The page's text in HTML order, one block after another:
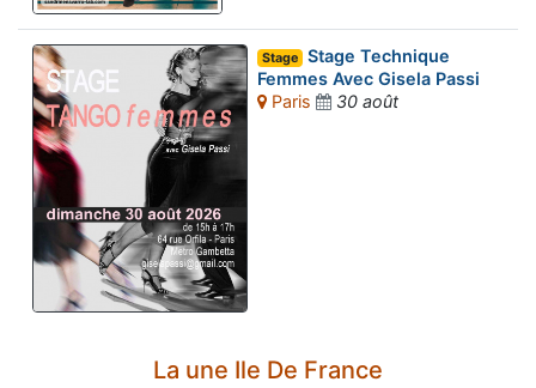
Stage
Stage Technique
Femmes Avec Gisela Passi
Paris
30 août
La une Ile De France